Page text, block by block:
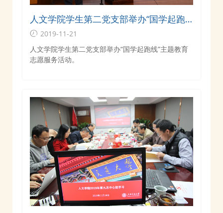
人文学院学生第二党支部举办“国学起跑
线”主题教育志愿服务活动
2019-11-21
人文学院学生第二党支部举办“国学起跑线”主题教育
志愿服务活动。